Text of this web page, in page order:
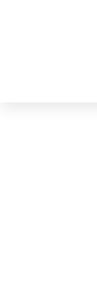
Jurnalisme